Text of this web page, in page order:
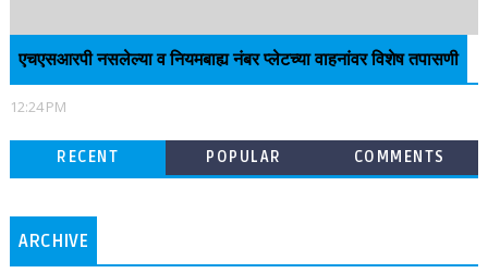
एचएसआरपी नसलेल्या व नियमबाह्य नंबर प्लेटच्या वाहनांवर विशेष तपासणी
12:24 PM
RECENT POPULAR COMMENTS
ARCHIVE